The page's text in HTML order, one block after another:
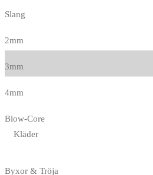
Slang
2mm
3mm
4mm
Blow-Core
Kläder
Byxor & Tröja